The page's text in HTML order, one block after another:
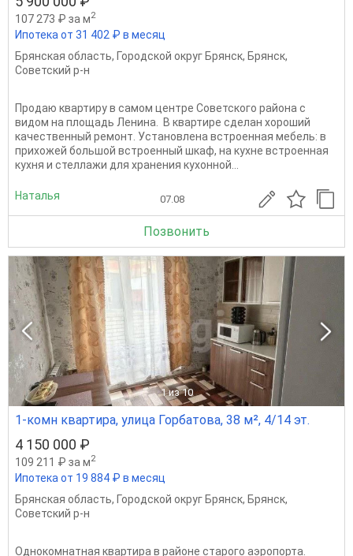
107 273 ₽ за м2
Ипотека от 31 402 ₽ в месяц
Брянская область, Городской округ Брянск, Брянск,
Советский р-н
Продаю квартиру в самом центре Советского района с
видом на площадь Ленина. В квартире сделан хороший
качественный ремонт. Установлена встроенная мебель: в
прихожей большой встроенный шкаф, на кухне встроенная
кухня и стеллажи для хранения кухонной...
Наталья 07.08
Позвонить
1 из 10
1-комн квартира, улица Горбатова, 38 м², 4/14 эт.
4 150 000 ₽
109 211 ₽ за м2
Ипотека от 19 884 ₽ в месяц
Брянская область, Городской округ Брянск, Брянск,
Советский р-н
Однокомнатная квартира в районе старого аэропорта.